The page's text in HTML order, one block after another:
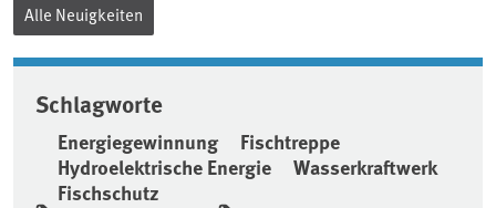
Alle Neuigkeiten
Schlagworte
Energiegewinnung
Fischtreppe
Hydroelektrische Energie
Wasserkraftwerk
Fischschutz